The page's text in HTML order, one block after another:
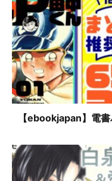
【ebookjapan】電